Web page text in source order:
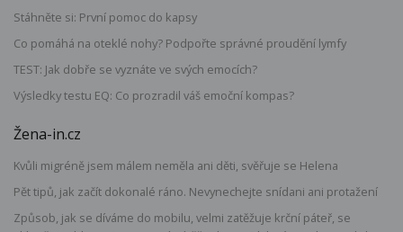
Stáhněte si: První pomoc do kapsy
Co pomáhá na oteklé nohy? Podpořte správné proudění lymfy
TEST: Jak dobře se vyznáte ve svých emocích?
Výsledky testu EQ: Co prozradil váš emoční kompas?
Žena-in.cz
Kvůli migréně jsem málem neměla ani děti, svěřuje se Helena
Pět tipů, jak začít dokonalé ráno. Nevynechejte snídani ani protažení
Způsob, jak se díváme do mobilu, velmi zatěžuje krční páteř, se